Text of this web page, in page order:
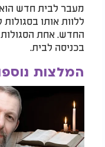
מעבר לבית חדש הוא
ללוות אותו
החדש. אחת
בכניסה לבית.
המלצות